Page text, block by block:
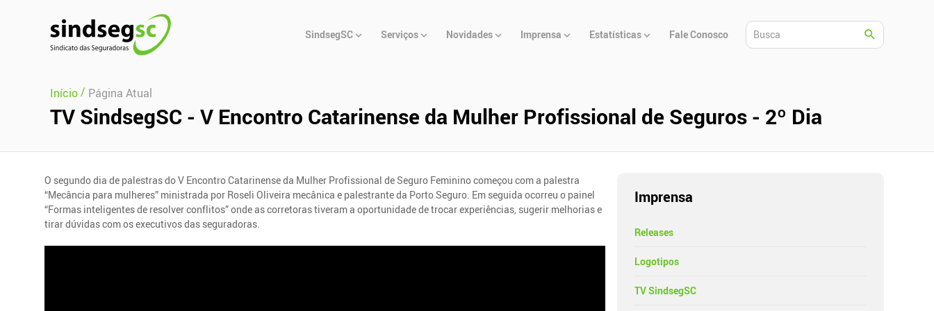
Principal
SindsegSC Serviços Novidades Imprensa Estatísticas Fale Conosco
Início/ Página Atual
TV SindsegSC - V Encontro Catarinense da Mulher Profissional de Seguros - 2º Dia
O segundo dia de palestras do V Encontro Catarinense da Mulher Profissional de Seguro Feminino começou com a palestra
“Mecância para mulheres” ministrada por Roseli Oliveira mecânica e palestrante da Porto Seguro. Em seguida ocorreu o painel
“Formas inteligentes de resolver conflitos” onde as corretoras tiveram a oportunidade de trocar experiências, sugerir melhorias e
tirar dúvidas com os executivos das seguradoras.
Imprensa
Releases
Logotipos
TV SindsegSC